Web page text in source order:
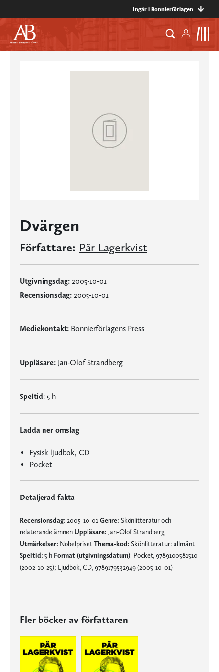
Ingår i Bonnierförlagen
Dvärgen
Författare: Pär Lagerkvist
Utgivningsdag: 2005-10-01
Recensionsdag: 2005-10-01
Mediekontakt: Bonnierförlagens Press
Uppläsare: Jan-Olof Strandberg
Speltid: 5 h
Ladda ner omslag
Fysisk ljudbok, CD
Pocket
Detaljerad fakta
Recensionsdag: 2005-10-01 Genre: Skönlitteratur och
relaterande ämnen Uppläsare: Jan-Olof Strandberg
Utmärkelser: NobelprisetThema-kod: Skönlitteratur: allmänt
Speltid: 5 h Format (utgivningsdatum): Pocket, 9789100581510
(2002-10-25); Ljudbok, CD, 9789179532949 (2005-10-01)
Fler böcker av författaren